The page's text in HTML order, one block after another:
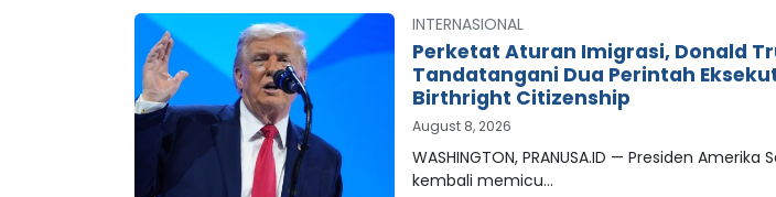
INTERNASIONAL
Perketat Aturan Imigrasi, Donald
Tandatangani Dua Perintah
Birthright Citizenship
August 8, 2026
WASHINGTON, PRANUSA.ID — Presiden
kembali memicu…